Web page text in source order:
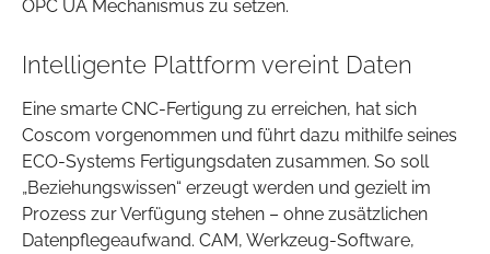
OPC UA Mechanismus zu setzen.
Intelligente Plattform vereint Daten
Eine smarte CNC-Fertigung zu erreichen, hat sich
Coscom vorgenommen und führt dazu mithilfe seines
ECO-Systems Fertigungsdaten zusammen. So soll
„Beziehungswissen“ erzeugt werden und gezielt im
Prozess zur Verfügung stehen – ohne zusätzlichen
Datenpflegeaufwand. CAM, Werkzeug-Software,